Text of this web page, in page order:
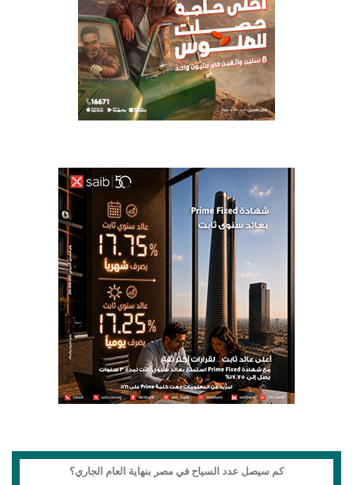
كم سيصل عدد السياح في مصر بنهاية العام الجاري؟